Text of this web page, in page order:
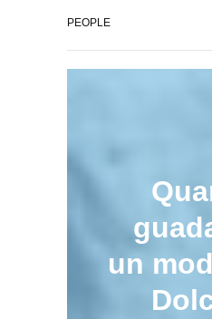
PEOPLE
un